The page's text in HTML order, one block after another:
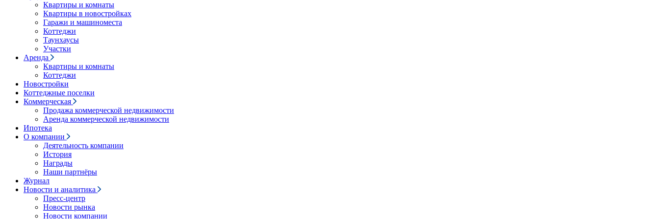
Квартиры и комнаты
Квартиры в новостройках
Гаражи и машиноместа
Коттеджи
Таунхаусы
Участки
Аренда
Квартиры и комнаты
Коттеджи
Новостройки
Коттеджные поселки
Коммерческая
Продажа коммерческой недвижимости
Аренда коммерческой недвижимости
Ипотека
О компании
Деятельность компании
История
Награды
Наши партнёры
Журнал
Новости и аналитика
Пресс-центр
Новости рынка
Новости компании